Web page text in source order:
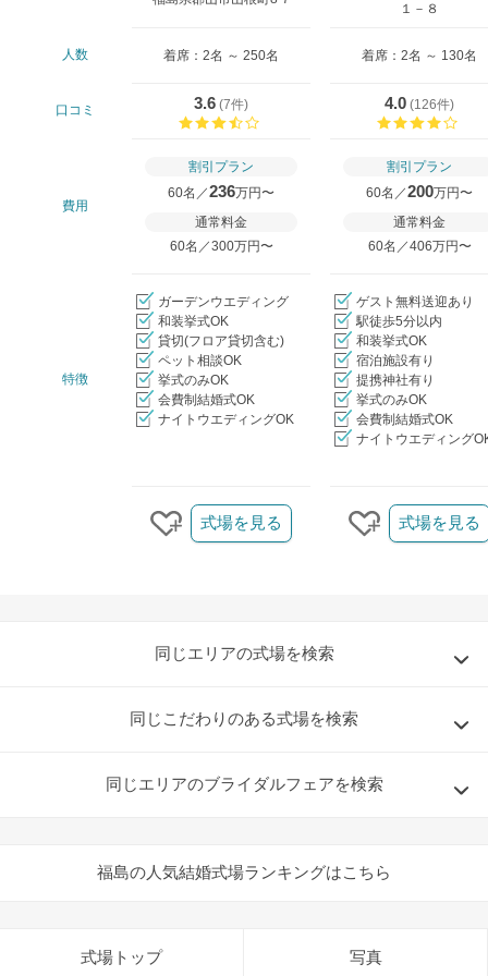
１－８
人数 着席：2名 ～ 250名 着席：2名 ～ 130名
口コミ 3.6 (7件)
4.0 (126件)
費用
割引プラン
60名／236万円〜
通常料金
60名／300万円〜
割引プラン
60名／200万円〜
通常料金
60名／406万円〜
特徴
ガーデンウエディング
和装挙式OK
貸切(フロア貸切含む)
ペット相談OK
挙式のみOK
会費制結婚式OK
ナイトウエディングOK
ゲスト無料送迎あり
駅徒歩5分以内
和装挙式OK
宿泊施設有り
提携神社有り
挙式のみOK
会費制結婚式OK
ナイトウエディング
クリップする
式場を見る
クリップする
式場を見る
同じエリアの式場を検索
同じこだわりのある式場を検索
同じエリアのブライダルフェアを検索
福島の人気結婚式場ランキングはこちら
式場トップ 写真